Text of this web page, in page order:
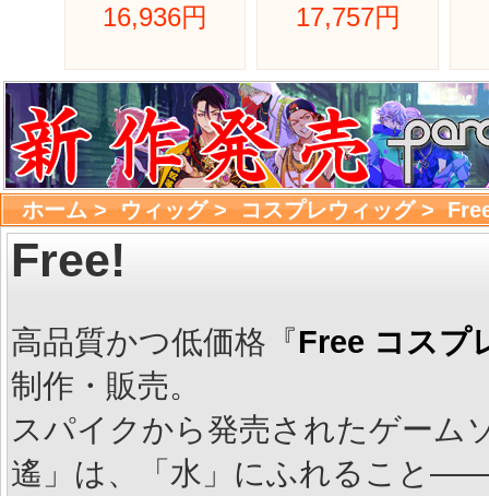
16,936円 17,757円
ホーム> ウィッグ> コスプレウィッグ>
Free!
高品質かつ低価格『Free コスプ
制作・販売。
スパイクから発売されたゲー
遙」は、「水」にふれること